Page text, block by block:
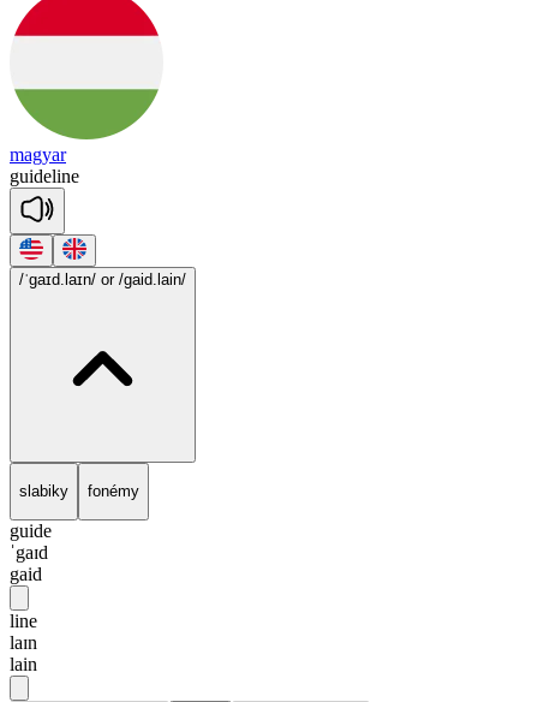
magyar
guideline
/ˈgaɪd.laɪn/ or /gaid.lain/
slabiky fonémy
guide
ˈgaɪd
gaid
line
laɪn
lain